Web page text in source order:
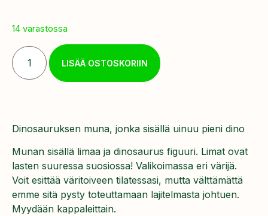
14 varastossa
LISÄÄ OSTOSKORIIN
Dinosauruksen muna, jonka sisällä uinuu pieni dino
Munan sisällä limaa ja dinosaurus figuuri. Limat ovat
lasten suuressa suosiossa! Valikoimassa eri värijä.
Voit esittää väritoiveen tilatessasi, mutta välttämättä
emme sitä pysty toteuttamaan lajitelmasta johtuen.
Myydään kappaleittain.